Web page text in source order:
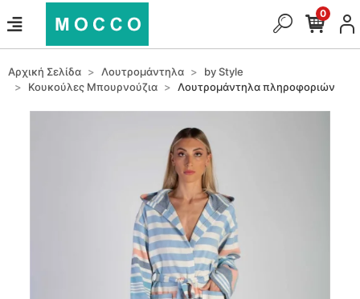
0
Αρχική Σελίδα Λουτρομάντηλα
by Style
Κουκούλες Μπουρνούζια
Λουτρομάντηλα πληροφοριών